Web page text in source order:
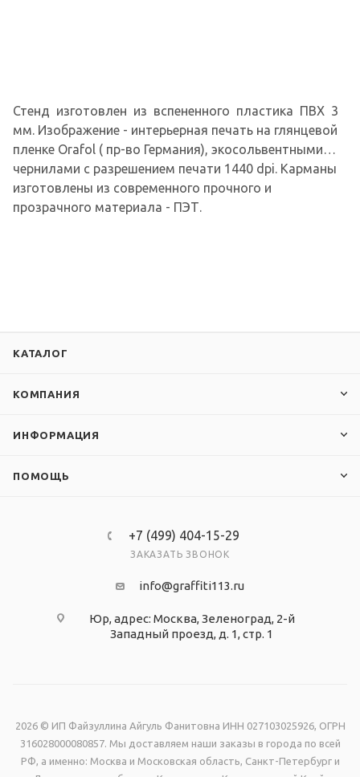
Стенд изготовлен из вспененного пластика ПВХ 3
мм. Изображение - интерьерная печать на глянцевой
пленке Orafol ( пр-во Германия), экосольвентными
чернилами с разрешением печати 1440 dpi. Карманы
изготовлены из современного прочного и
прозрачного материала - ПЭТ.
КАТАЛОГ
КОМПАНИЯ
ИНФОРМАЦИЯ
ПОМОЩЬ
+7 (499) 404-15-29
ЗАКАЗАТЬ ЗВОНОК
info@graffiti113.ru
Юр, адрес: Москва, Зеленоград, 2-й
Западный проезд, д. 1, стр. 1
2026 © ИП Файзуллина Айгуль Фанитовна ИНН 027103025926, ОГРН
316028000080857. Мы доставляем наши заказы в города по всей
РФ, а именно: Москва и Московская область, Санкт-Петербург и